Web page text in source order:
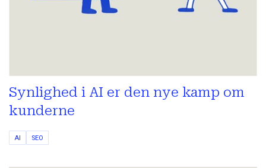
Synlighed i AI er den nye kamp om
kunderne
AI SEO